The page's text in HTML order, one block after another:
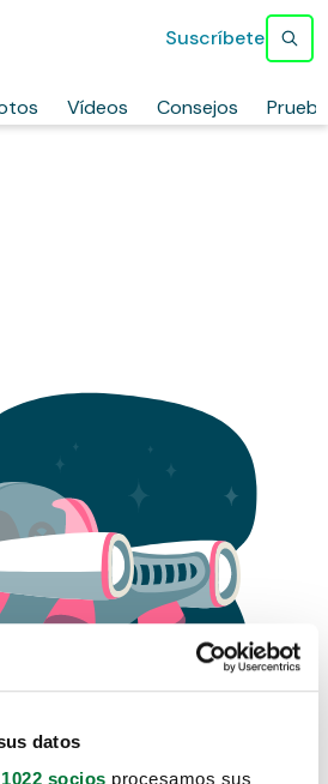
datos
socios procesamos sus
Vídeos Consejos
Suscríbete